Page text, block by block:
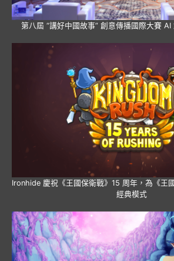
第八屆 “講好中國故事” 創意傳播國際大賽
Ironhide 慶祝《王國保衛戰》15 周年，為《王
經典模式